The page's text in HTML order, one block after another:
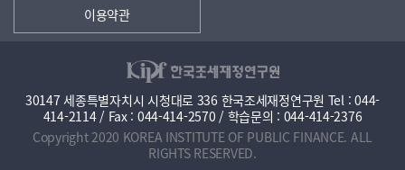
이용약관
30147 세종특별자치시 시청대로 336 한국조세재정연구원 Tel : 044-
414-2114 / Fax : 044-414-2570 / 학습문의 : 044-414-2376
Copyright 2020 KOREA INSTITUTE OF PUBLIC FINANCE. ALL
RIGHTS RESERVED.